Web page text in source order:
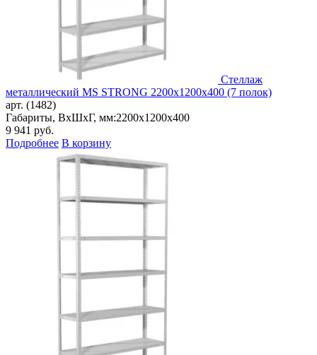
Стеллаж
металлический MS STRONG 2200x1200x400 (7 полок)
арт. (1482)
Габариты, ВxШxГ, мм:2200x1200x400
9 941 руб.
Подробнее В корзину